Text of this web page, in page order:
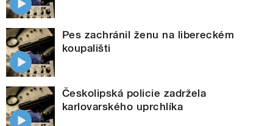
Pes zachránil ženu na libereckém
koupališti
Českolipská policie zadržela
karlovarského uprchlíka